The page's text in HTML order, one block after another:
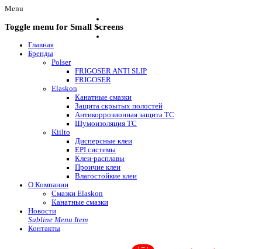
Menu
Toggle menu for Small Screens
Главная
Бренды
Polser
FRIGOSER ANTI SLIP
FRIGOSER
Elaskon
Канатные смазки
Защита скрытых полостей
Антикоррозионная защита ТС
Шумоизоляция ТС
Kiilto
Дисперсные клеи
EPI системы
Клеи-расплавы
Проичие клеи
Влагостойкие клеи
О Компании
Смазки Elaskon
Канатные смазки
Новости
Subline Menu Item
Контакты